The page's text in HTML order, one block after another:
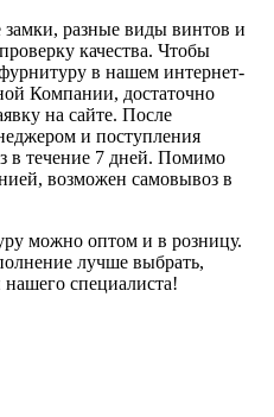
разные виды винтов и
качества. Чтобы
в нашем интернет-
Компании, достаточно
на сайте. После
и поступления
в течение 7 дней. Помимо
возможен самовывоз в
можно оптом и в розницу.
лучше выбрать,
нашего специалиста!